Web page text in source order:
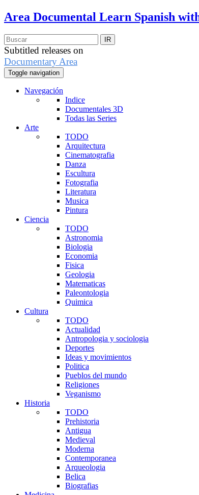
Area Documental Learn Spanish
Subtitled releases on
Documentary Area
Toggle navigation
Navegación
Indice
Documentales 3D
Todas las Series
Arte
TODO
Arquitectura
Cinematografia
Danza
Escultura
Fotografia
Literatura
Musica
Pintura
Ciencia
TODO
Astronomia
Biologia
Economia
Fisica
Geologia
Matematicas
Paleontologia
Quimica
Cultura
TODO
Actualidad
Antropologia y sociologia
Deportes
Ideas y movimientos
Politica
Pueblos del mundo
Religiones
Veganismo
Historia
TODO
Prehistoria
Antigua
Medieval
Moderna
Contemporanea
Arqueologia
Belica
Biografias